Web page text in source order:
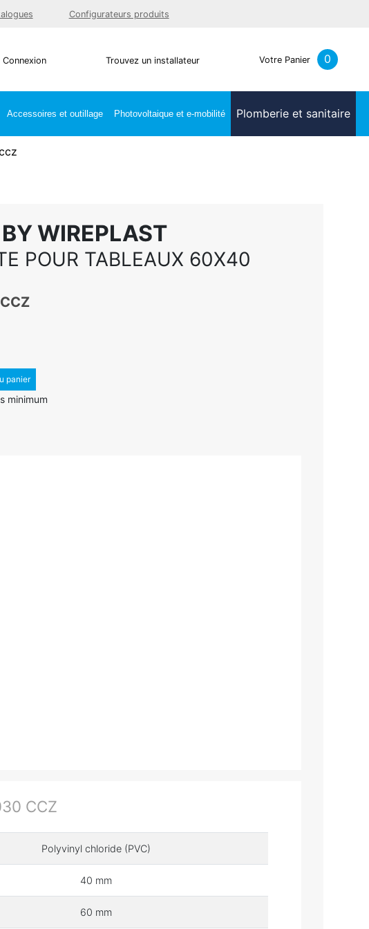
Configurateurs produits
Connexion Trouvez un installateur Votre Panier 0
Accessoires et outillage Photovoltaique et e-mobilité Plomberie et sanitaire
WIREPLAST
POUR TABLEAUX 60X40
panier
minimum
CCZ
Polyvinyl chloride (PVC)
40 mm
60 mm